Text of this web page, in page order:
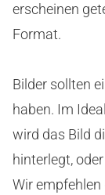
erscheinen
Format.
Bilder sollten
haben. Im
wird das Bild
hinterlegt,
Wir empfehlen